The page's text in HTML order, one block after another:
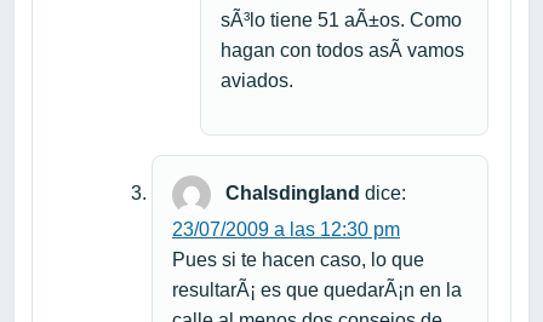
sÃ³lo tiene 51 aÃ±os. Como
hagan con todos asÃ­ vamos
aviados.
Chalsdingland dice:
23/07/2009 a las 12:30 pm
Pues si te hacen caso, lo que
resultarÃ¡ es que quedarÃ¡n en la